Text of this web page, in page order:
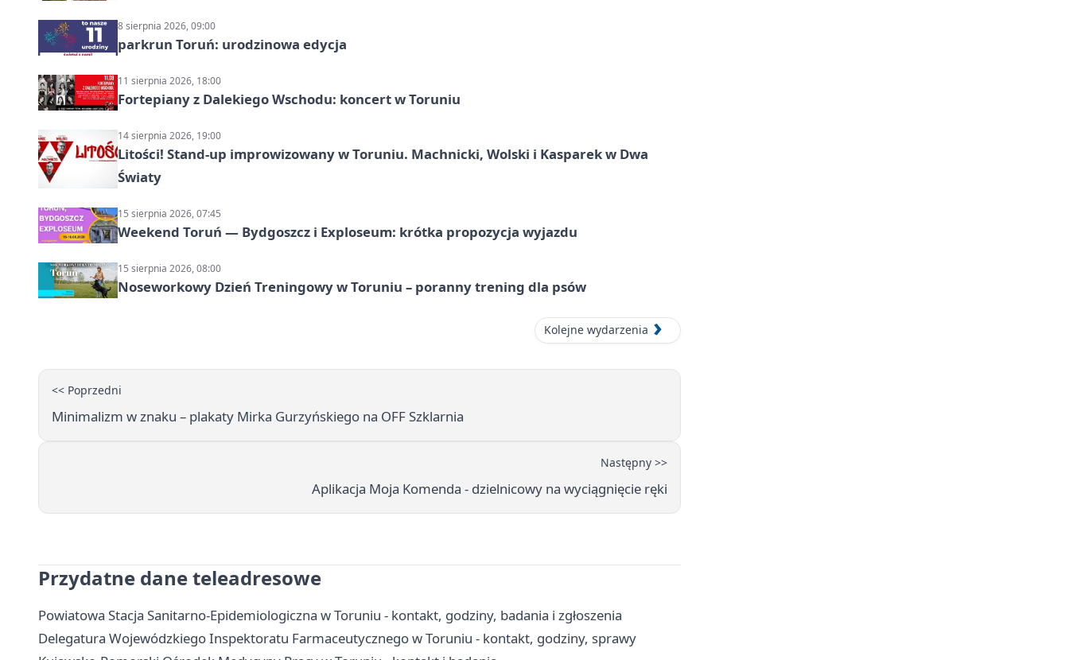
8 sierpnia 2026, 09:00
parkrun Toruń: urodzinowa edycja
11 sierpnia 2026, 18:00
Fortepiany z Dalekiego Wschodu: koncert w Toruniu
14 sierpnia 2026, 19:00
Litości! Stand-up improwizowany w Toruniu. Machnicki, Wolski i Kasparek w Dwa
Światy
15 sierpnia 2026, 07:45
Weekend Toruń — Bydgoszcz i Exploseum: krótka propozycja wyjazdu
15 sierpnia 2026, 08:00
Noseworkowy Dzień Treningowy w Toruniu – poranny trening dla psów
Kolejne wydarzenia
<< Poprzedni
Minimalizm w znaku – plakaty Mirka Gurzyńskiego na OFF Szklarnia
Następny >>
Aplikacja Moja Komenda - dzielnicowy na wyciągnięcie ręki
Przydatne dane teleadresowe
Powiatowa Stacja Sanitarno-Epidemiologiczna w Toruniu - kontakt, godziny, badania i zgłoszenia
Delegatura Wojewódzkiego Inspektoratu Farmaceutycznego w Toruniu - kontakt, godziny, sprawy